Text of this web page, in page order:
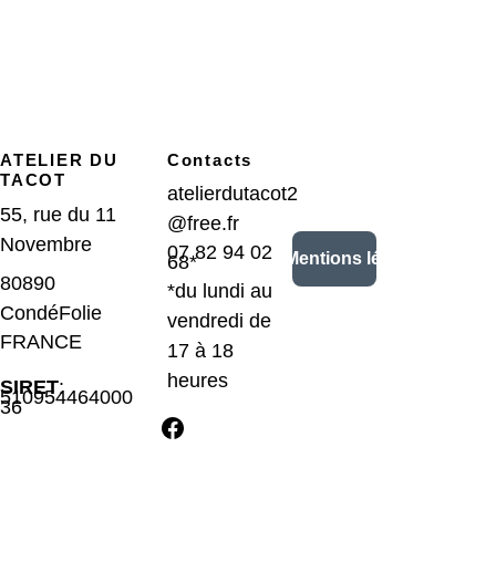
ATELIER DU
TACOT
55, rue du 11
Novembre
80890
CondéFolie
FRANCE
SIRET:
510954464000
36
Contacts
atelierdutacot2
@free.fr
07 82 94 02
68*
*du lundi au
vendredi de
17 à 18
heures
CGV/Mentions légales